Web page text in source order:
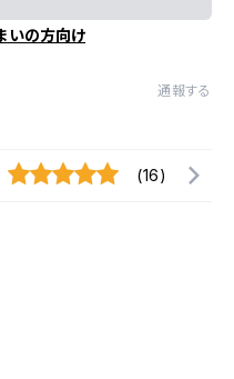
いの方向け
通報する
(16)